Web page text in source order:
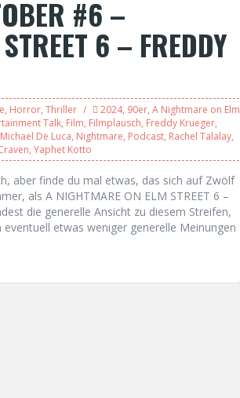
#6 –
6 – FREDDY
, Horror, Thriller 2024, 90er, A Nightmare on Elm
Talk, Film, Filmplausch, Freddy Krueger,
Michael De Luca, Nightmare, Podcast, Rachel Talalay,
, Yaphet Kotto
aber finde du mal etwas, das sich auf Zwölf
als A NIGHTMARE ON ELM STREET 6 –
die generelle Ansicht zu diesem Streifen,
etwas weniger generelle Meinungen